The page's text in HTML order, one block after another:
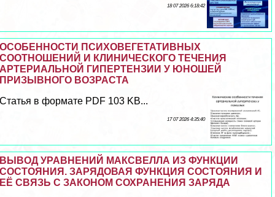
18 07 2026 6:18:42
ОСОБЕННОСТИ ПСИХОВЕГЕТАТИВНЫХ
СООТНОШЕНИЙ И КЛИНИЧЕСКОГО ТЕЧЕНИЯ
АРТЕРИАЛЬНОЙ ГИПЕРТЕНЗИИ У ЮНОШЕЙ
ПРИЗЫВНОГО ВОЗРАСТА
Статья в формате PDF 103 KB...
17 07 2026 4:35:40
ВЫВОД УРАВНЕНИЙ МАКСВЕЛЛА ИЗ ФУНКЦИИ
СОСТОЯНИЯ. ЗАРЯДОВАЯ ФУНКЦИЯ СОСТОЯНИЯ И
ЕЁ СВЯЗЬ С ЗАКОНОМ СОХРАНЕНИЯ ЗАРЯДА